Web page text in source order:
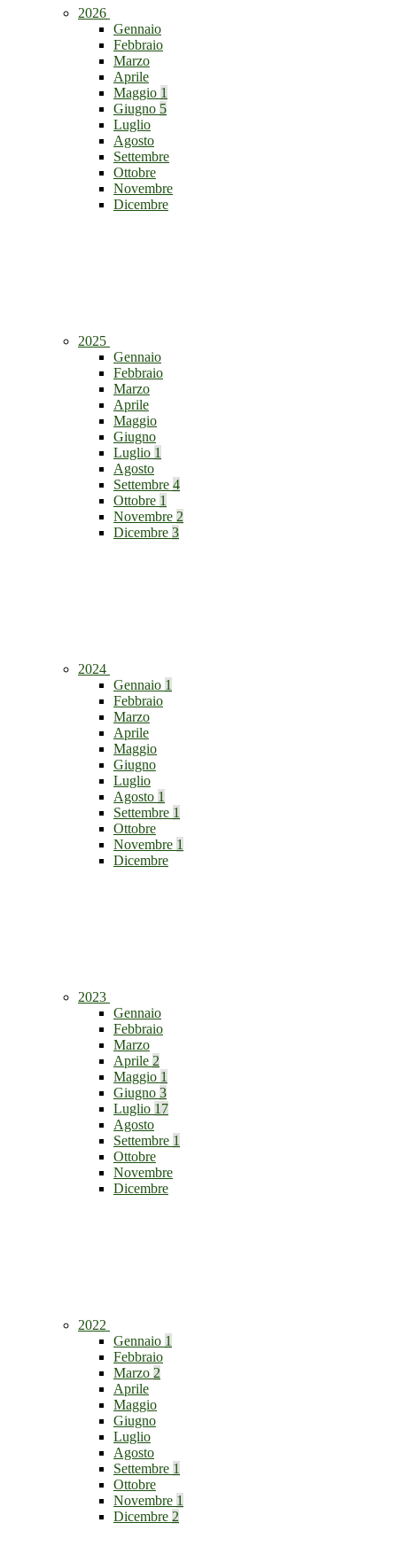
2026
Gennaio
Febbraio
Marzo
Aprile
Maggio 1
Giugno 5
Luglio
Agosto
Settembre
Ottobre
Novembre
Dicembre
2025
Gennaio
Febbraio
Marzo
Aprile
Maggio
Giugno
Luglio 1
Agosto
Settembre 4
Ottobre 1
Novembre 2
Dicembre 3
2024
Gennaio 1
Febbraio
Marzo
Aprile
Maggio
Giugno
Luglio
Agosto 1
Settembre 1
Ottobre
Novembre 1
Dicembre
2023
Gennaio
Febbraio
Marzo
Aprile 2
Maggio 1
Giugno 3
Luglio 17
Agosto
Settembre 1
Ottobre
Novembre
Dicembre
2022
Gennaio 1
Febbraio
Marzo 2
Aprile
Maggio
Giugno
Luglio
Agosto
Settembre 1
Ottobre
Novembre 1
Dicembre 2